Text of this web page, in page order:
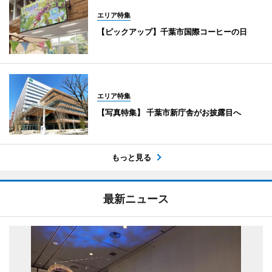
エリア特集
【ピックアップ】千葉市国際コーヒーの日
エリア特集
【写真特集】 千葉市新庁舎がお披露目へ
もっと見る
最新ニュース